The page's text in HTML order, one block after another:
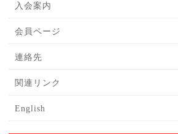
入会案内
会員ページ
連絡先
関連リンク
English